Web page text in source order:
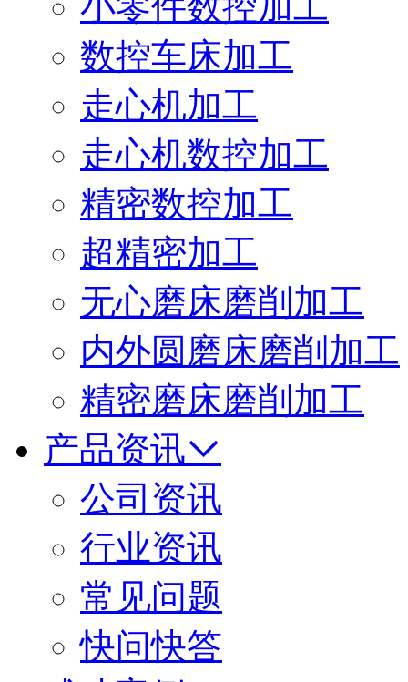
数控车床加工
走心机加工
走心机数控加工
精密数控加工
超精密加工
无心磨床磨削加工
内外圆磨床磨削加工
精密磨床磨削加工
产品资讯
公司资讯
行业资讯
常见问题
快问快答